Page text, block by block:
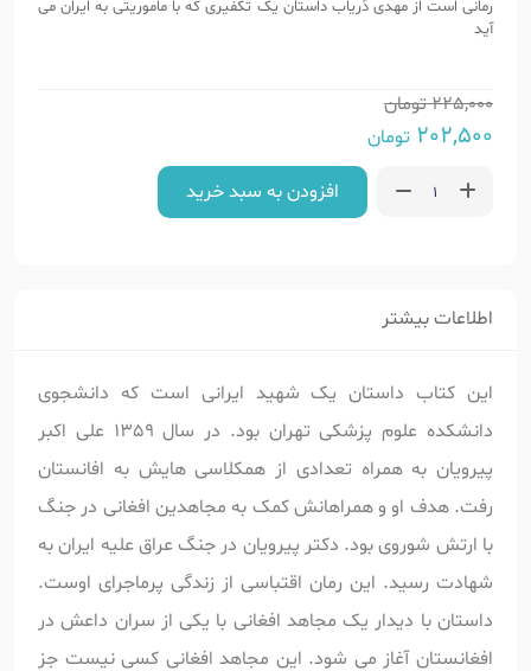
رمانی است از مهدی دُریاب داستان یک تکفیری که با ماموریتی به ایران می
آید
225,000تومان
202,500 تومان
افزودن به سبد خرید
اطلاعات بیشتر
این کتاب داستان یک شهید ایرانی است که دانشجوی
دانشکده علوم پزشکی تهران بود. در سال 1359 علی اکبر
پیرویان به همراه تعدادی از همکلاسی هایش به افانستان
رفت. هدف او و همراهانش کمک به مجاهدین افغانی در جنگ
با ارتش شوروی بود. دکتر پیرویان در جنگ عراق علیه ایران به
شهادت رسید. این رمان اقتباسی از زندگی پرماجرای اوست.
داستان با دیدار یک مجاهد افغانی با یکی از سران داعش در
افغانستان آغاز می شود. این مجاهد افغانی کسی نیست جز